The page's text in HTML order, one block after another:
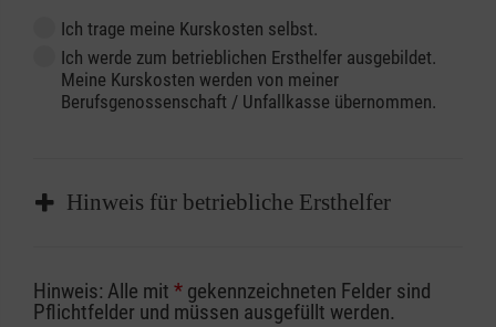
Ich trage meine Kurskosten selbst.
Ich werde zum betrieblichen Ersthelfer ausgebildet.
Meine Kurskosten werden von meiner
Berufsgenossenschaft / Unfallkasse übernommen.
Hinweis für betriebliche Ersthelfer
Sofern Sie ein Kostenübernahmeverfahren
Ihrer Berufsgenossenschaft / Unfallkasse
Hinweis: Alle mit * gekennzeichneten Felder sind
Pflichtfelder und müssen ausgefüllt werden.